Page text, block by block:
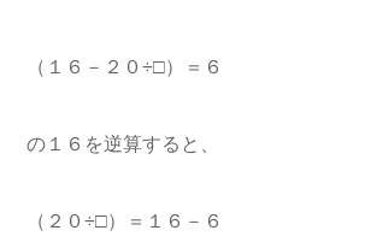
（１６－２０÷□）＝６
の１６を逆算すると、
（２０÷□）＝１６－６